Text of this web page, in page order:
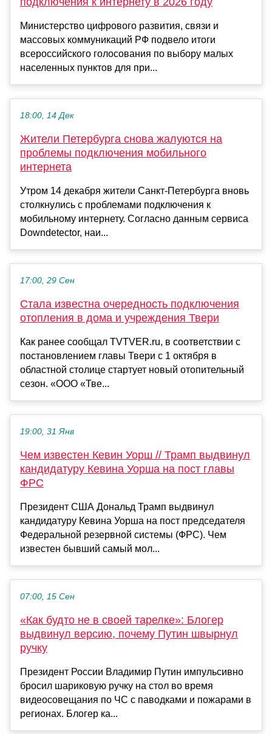
Министерство цифрового развития, связи и
массовых коммуникаций РФ подвело итоги
всероссийского голосования по выбору малых
населенных пунктов для при...
18:00, 14 Дек
Жители Петербурга снова жалуются на
проблемы подключения мобильного
интернета
Утром 14 декабря жители Санкт-Петербурга вновь
столкнулись с проблемами подключения к
мобильному интернету. Согласно данным сервиса
Downdetector, наи...
17:00, 29 Сен
Стала известна очередность подключения
отопления в дома и учреждения Твери
Как ранее сообщал TVTVER.ru, в соответствии с
постановлением главы Твери с 1 октября в
областной столице стартует новый отопительный
сезон. «ООО «Тве...
19:00, 31 Янв
Чем известен Кевин Уорш // Трамп выдвинул
кандидатуру Кевина Уорша на пост главы
ФРС
Президент США Дональд Трамп выдвинул
кандидатуру Кевина Уорша на пост председателя
Федеральной резервной системы (ФРС). Чем
известен бывший самый мол...
07:00, 15 Сен
«Как будто не в своей тарелке»: Блогер
выдвинул версию, почему Путин швырнул
ручку
Президент России Владимир Путин импульсивно
бросил шариковую ручку на стол во время
видеосовещания по ЧС с паводками и пожарами в
регионах. Блогер ка...